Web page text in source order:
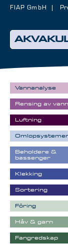
FIAP GmbH
Vannanalyse
Rensing av
Luftning
Beholdere &
bassenger
Klekking
Sortering
Fôring
Håv & garn
Fangredskap